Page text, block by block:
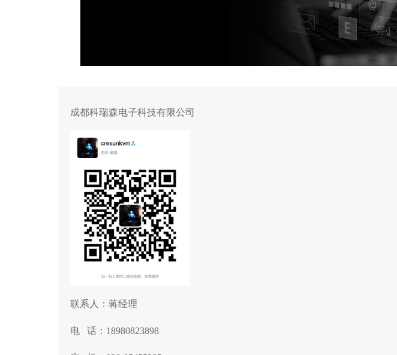
成都科瑞森电子科技有限公司
联系人：蒋经理
电 话：18980823898